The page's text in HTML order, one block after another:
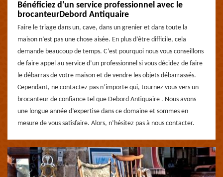
Bénéficiez d'un service professionnel avec le
brocanteurDebord Antiquaire
Faire le triage dans un, cave, dans un grenier et dans toute la
maison n’est pas une chose aisée. En plus d’être difficile, cela
demande beaucoup de temps. C’est pourquoi nous vous conseillons
de faire appel au service d’un professionnel si vous décidez de faire
le débarras de votre maison et de vendre les objets débarrassés.
Cependant, ne contactez pas n’importe qui, tournez vous vers un
brocanteur de confiance tel que Debord Antiquaire . Nous avons
une longue année d’expertise dans ce domaine et sommes en
mesure de vous satisfaire. Alors, n’hésitez pas à nous contacter.